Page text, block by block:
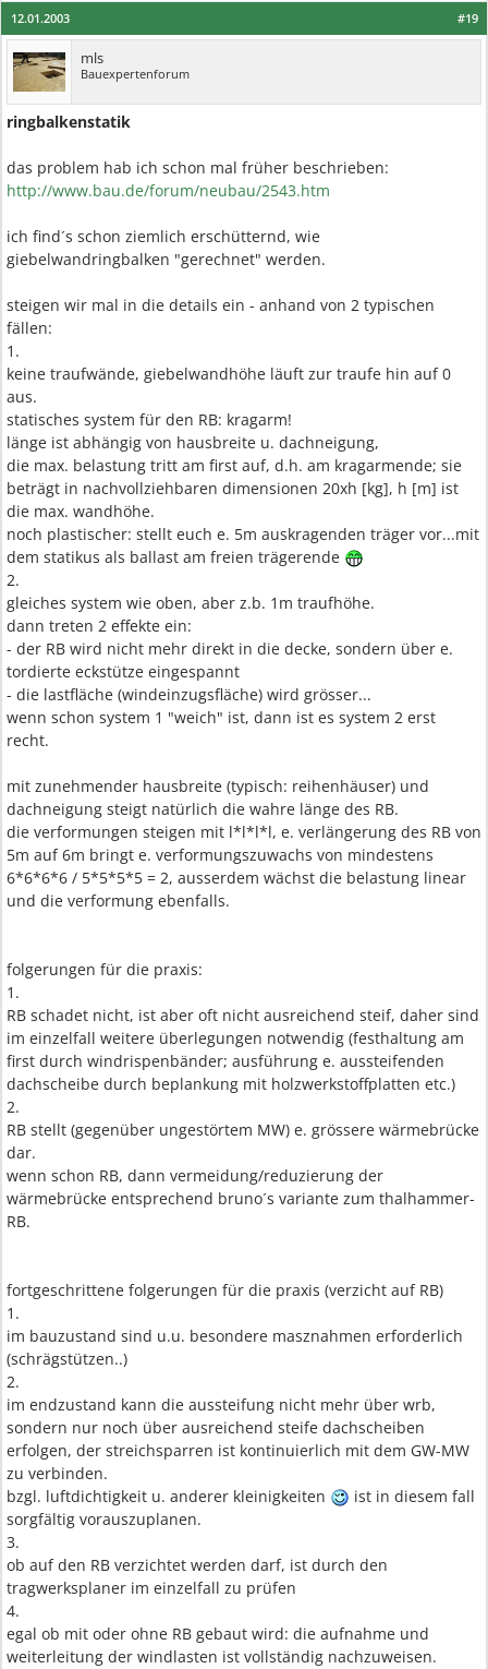
#19
12.01.2003
mls
Bauexpertenforum
ringbalkenstatik
das problem hab ich schon mal früher beschrieben:
http://www.bau.de/forum/neubau/2543.htm
ich find´s schon ziemlich erschütternd, wie
giebelwandringbalken "gerechnet" werden.
steigen wir mal in die details ein - anhand von 2 typischen
fällen:
1.
keine traufwände, giebelwandhöhe läuft zur traufe hin auf 0
aus.
statisches system für den RB: kragarm!
länge ist abhängig von hausbreite u. dachneigung,
die max. belastung tritt am first auf, d.h. am kragarmende; sie
beträgt in nachvollziehbaren dimensionen 20xh [kg], h [m] ist
die max. wandhöhe.
noch plastischer: stellt euch e. 5m auskragenden träger vor...mit
dem statikus als ballast am freien trägerende
2.
gleiches system wie oben, aber z.b. 1m traufhöhe.
dann treten 2 effekte ein:
- der RB wird nicht mehr direkt in die decke, sondern über e.
tordierte eckstütze eingespannt
- die lastfläche (windeinzugsfläche) wird grösser...
wenn schon system 1 "weich" ist, dann ist es system 2 erst
recht.
mit zunehmender hausbreite (typisch: reihenhäuser) und
dachneigung steigt natürlich die wahre länge des RB.
die verformungen steigen mit l*l*l*l, e. verlängerung des RB von
5m auf 6m bringt e. verformungszuwachs von mindestens
6*6*6*6 / 5*5*5*5 = 2, ausserdem wächst die belastung linear
und die verformung ebenfalls.
folgerungen für die praxis:
1.
RB schadet nicht, ist aber oft nicht ausreichend steif, daher sind
im einzelfall weitere überlegungen notwendig (festhaltung am
first durch windrispenbänder; ausführung e. aussteifenden
dachscheibe durch beplankung mit holzwerkstoffplatten etc.)
2.
RB stellt (gegenüber ungestörtem MW) e. grössere wärmebrücke
dar.
wenn schon RB, dann vermeidung/reduzierung der
wärmebrücke entsprechend bruno´s variante zum thalhammer-
RB.
fortgeschrittene folgerungen für die praxis (verzicht auf RB)
1.
im bauzustand sind u.u. besondere masznahmen erforderlich
(schrägstützen..)
2.
im endzustand kann die aussteifung nicht mehr über wrb,
sondern nur noch über ausreichend steife dachscheiben
erfolgen, der streichsparren ist kontinuierlich mit dem GW-MW
zu verbinden.
bzgl. luftdichtigkeit u. anderer kleinigkeiten
ist in diesem fall
sorgfältig vorauszuplanen.
3.
ob auf den RB verzichtet werden darf, ist durch den
tragwerksplaner im einzelfall zu prüfen
4.
egal ob mit oder ohne RB gebaut wird: die aufnahme und
weiterleitung der windlasten ist vollständig nachzuweisen.